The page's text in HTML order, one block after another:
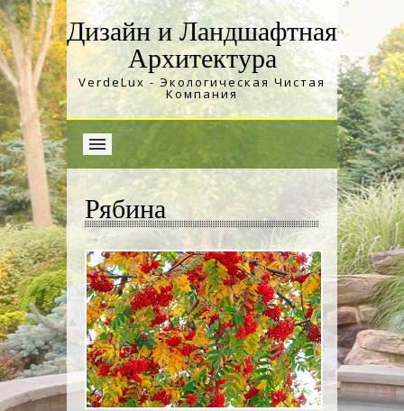
Дизайн и Ландшафтная
Архитектура
VerdeLux - Экологическая Чистая
Компания
Рябина